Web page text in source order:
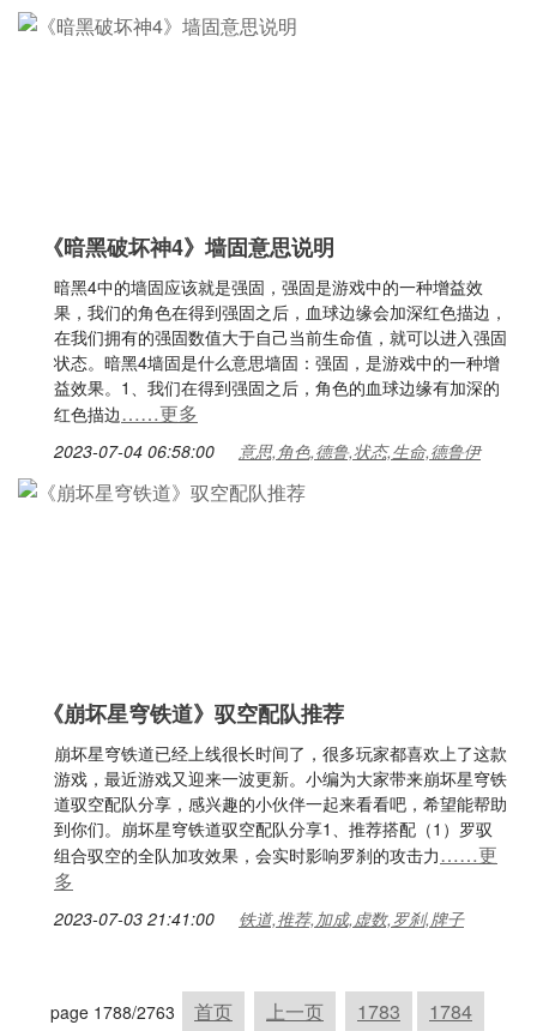
《暗黑破坏神4》墙固意思说明
暗黑4中的墙固应该就是强固，强固是游戏中的一种增益效
果，我们的角色在得到强固之后，血球边缘会加深红色描边，
在我们拥有的强固数值大于自己当前生命值，就可以进入强固
状态。暗黑4墙固是什么意思墙固：强固，是游戏中的一种增
益效果。1、我们在得到强固之后，角色的血球边缘有加深的
红色描边……更多
2023-07-04 06:58:00 意思,角色,德鲁,状态,生命,德鲁伊
《崩坏星穹铁道》驭空配队推荐
崩坏星穹铁道已经上线很长时间了，很多玩家都喜欢上了这款
游戏，最近游戏又迎来一波更新。小编为大家带来崩坏星穹铁
道驭空配队分享，感兴趣的小伙伴一起来看看吧，希望能帮助
到你们。崩坏星穹铁道驭空配队分享1、推荐搭配（1）罗驭
组合驭空的全队加攻效果，会实时影响罗刹的攻击力……更
多
2023-07-03 21:41:00 铁道,推荐,加成,虚数,罗刹,牌子
page 1788/2763 首页 上一页 1783
1784